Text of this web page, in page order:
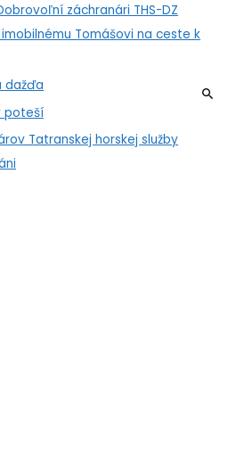
záchranári THS-DZ
Tomášovi na ceste k
dažďa
poteší
Tatranskej horskej služby